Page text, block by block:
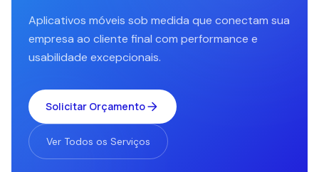
Aplicativos móveis sob medida que conectam sua
empresa ao cliente final com performance e
usabilidade excepcionais.
Solicitar Orçamento
Ver Todos os Serviços